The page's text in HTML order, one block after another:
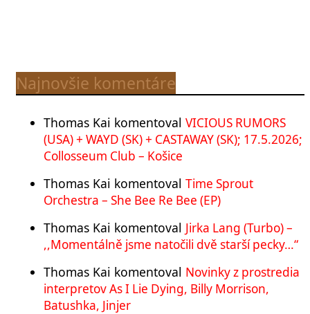
Najnovšie komentáre
Thomas Kai komentoval VICIOUS RUMORS
(USA) + WAYD (SK) + CASTAWAY (SK); 17.5.2026;
Collosseum Club – Košice
Thomas Kai komentoval Time Sprout
Orchestra – She Bee Re Bee (EP)
Thomas Kai komentoval Jirka Lang (Turbo) –
,,Momentálně jsme natočili dvě starší pecky…“
Thomas Kai komentoval Novinky z prostredia
interpretov As I Lie Dying, Billy Morrison,
Batushka, Jinjer